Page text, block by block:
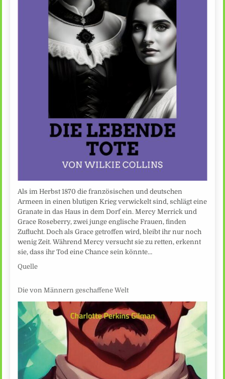
Als im Herbst 1870 die französischen und deutschen
Armeen in einen blutigen Krieg verwickelt sind, schlägt eine
Granate in das Haus in dem Dorf ein. Mercy Merrick und
Grace Roseberry, zwei junge englische Frauen, finden
Zuflucht. Doch als Grace getroffen wird, bleibt ihr nur noch
wenig Zeit. Während Mercy versucht sie zu retten, erkennt
sie, dass ihr Tod eine Chance sein könnte…
Quelle
Die von Männern geschaffene Welt